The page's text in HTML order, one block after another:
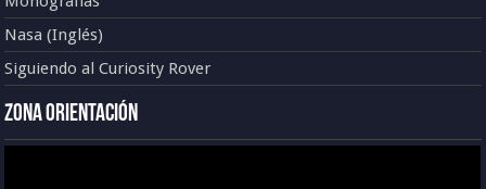
Nasa (Inglés)
Siguiendo al Curiosity Rover
Zona Orientación